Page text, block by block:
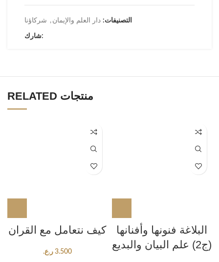
التصنيفات: دار العلم والإيمان , شركاؤنا
شارك:
RELATED منتجات
كيف نتعامل مع القران
3.500 ر.ع.
البلاغة فنونها وأفنانها
(ج2) علم البيان والبديع